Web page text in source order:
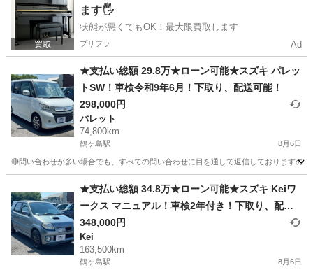
ます🖐️
状態が悪くてもOK！最大限買取します
プリフラ Ad
★支払い総額 29.8万★ローン可能★スズキ パレッ
トSW！車検令和9年6月！下取り、配送可能！
298,000円
パレット
74,800km
鶴ヶ島駅 8月6日
🔴問い合わせが多い場合でも、すべての問い合わせに目を通して返信しております
鶴ヶ島駅 パレット
★支払い総額 34.8万★ローン可能★スズキ Keiワ
ークス マニュアル！車検2年付き！下取り、配送
可能！
348,000円
Kei
163,500km
鶴ヶ島駅 8月6日